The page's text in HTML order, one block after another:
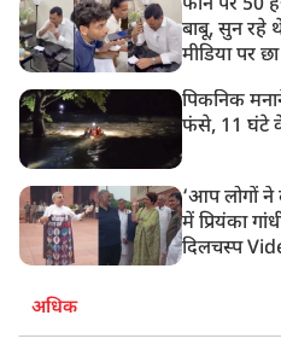
बाबू, सुन रहे
मीडिया पर
पिकनिक
फंसे, 11 घंटे
‘आप लोगों ने
में प्रियंका
दिलचस्प
अधिक